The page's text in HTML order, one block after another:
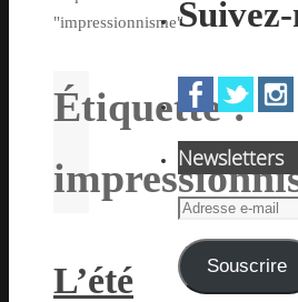
"impressionnisme"
Étiquette :
L’été
Newsletters
Adresse
mail Souscrire